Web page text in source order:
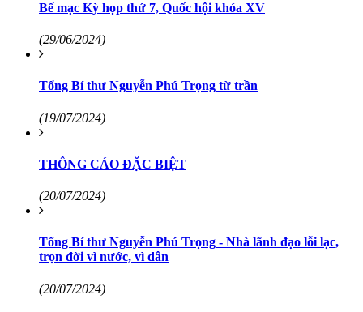
Bế mạc Kỳ họp thứ 7, Quốc hội khóa XV
(29/06/2024)
Tổng Bí thư Nguyễn Phú Trọng từ trần
(19/07/2024)
THÔNG CÁO ĐẶC BIỆT
(20/07/2024)
Tổng Bí thư Nguyễn Phú Trọng - Nhà lãnh đạo lỗi lạc,
trọn đời vì nước, vì dân
(20/07/2024)